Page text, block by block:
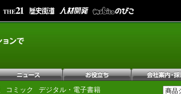
コミック デジタル・電子書籍